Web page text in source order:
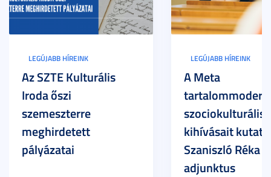
LEGÚJABB HÍREINK
Az SZTE Kulturális
Iroda őszi
szemeszterre
meghirdetett
pályázatai
LEGÚJABB HÍREINK
A Meta
szociokulturális
kihívásait
Szaniszló Réka
adjunktus